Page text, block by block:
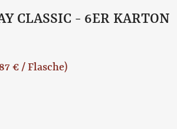
CLASSIC - 6ER KARTON
€ / Flasche)